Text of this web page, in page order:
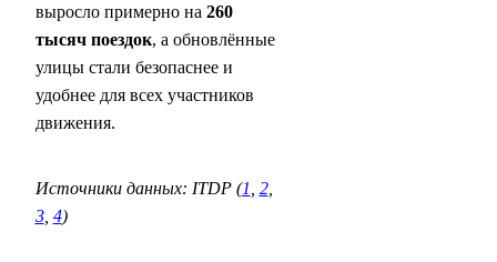
выросло примерно на 260
тысяч поездок, а обновлённые
улицы стали безопаснее и
удобнее для всех участников
движения.
Источники данных: ITDP (1 2,
3, 4)